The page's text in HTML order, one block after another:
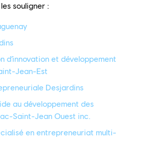
souligner :
d’innovation et développement
Jean-Est
Desjardins
au développement des
Saint-Jean Ouest inc.
en entrepreneuriat multi-